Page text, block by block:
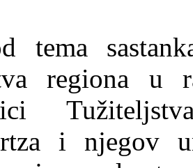
tema
regiona u
i njegov